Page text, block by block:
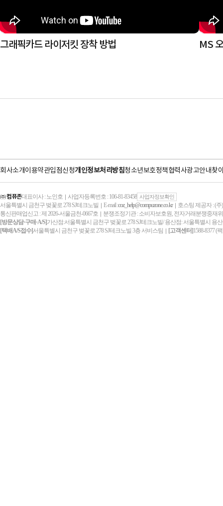
그래픽카드 라이저킷 장착 방법 MS
회사소개이용약관입점신청개인정보처리방침청소년보호정책협력사광고안내찾
㈜ 컴퓨존대표이사 : 노인호 ｜ 사업자등록번호 : 106-81-83458 사업자정보확인
서울특별시 금천구 벚꽃로 278 SJ테크노빌 ｜ E-mail :coz_help@compuzone.co.kr｜ 호스팅 제공자 : (
통신판매업신고 : 제 2026-서울금천-0667호 ｜ 분쟁조정기관 : 소비자보호원, 전자거래분쟁중재
[방문상담·구매·A/S]가산점:서울특별시 금천구 벚꽃로 278 SJ테크노빌/ 용산점: 서울특별시 용
[택배A/S접수]서울특별시 금천구 벚꽃로 278 SJ테크노빌 3층 서비스팀 ｜ [고객센터]1588-8377 (